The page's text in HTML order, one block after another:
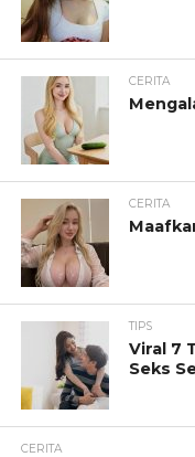
CERITA
CERITA
TIPS
Viral 7
Seks
CERITA